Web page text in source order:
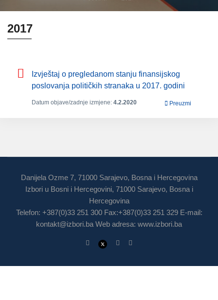
2017
Izvještaj o pregledanom stanju finansijskog
poslovanja političkih stranaka u 2017. godini
Datum objave/zadnje izmjene: 4.2.2020 Preuzmi
Danijela Ozme 7, 71000 Sarajevo, Bosna i Hercegovina
Izbori u Bosni i Hercegovini, 71000 Sarajevo, Bosna i
Hercegovina
Telefon: +387(0)33 251 300 Fax:+387(0)33 251 329 E-mail:
kontakt@izbori.ba Web adresa: www.izbori.ba